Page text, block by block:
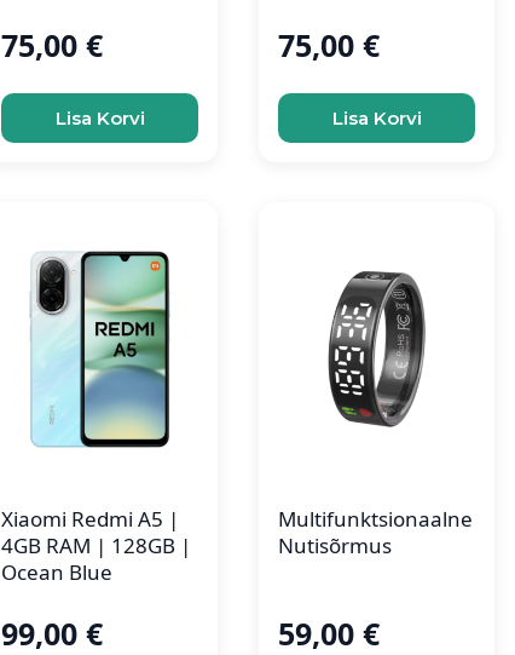
75,00€
Lisa Korvi
75,00€
Lisa Korvi
Xiaomi Redmi A5 |
4GB RAM | 128GB |
Ocean Blue
99,00€
Multifunktsionaalne
Nutisõrmus
59,00€